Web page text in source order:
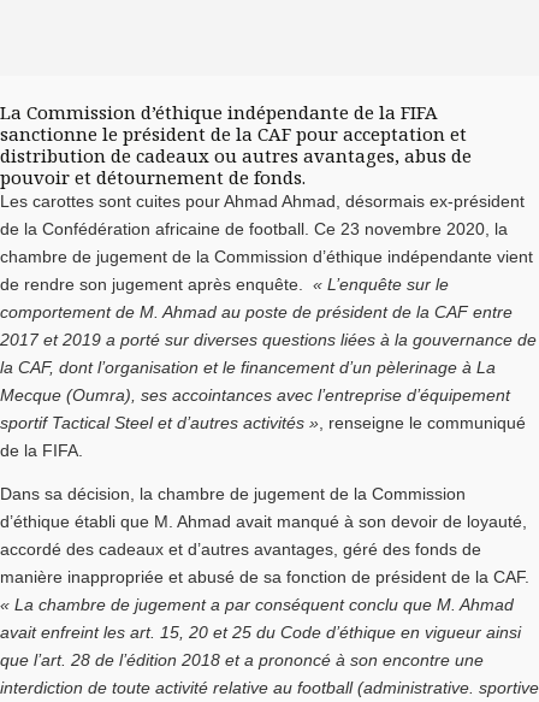
La Commission d’éthique indépendante de la FIFA
sanctionne le président de la CAF pour acceptation et
distribution de cadeaux ou autres avantages, abus de
pouvoir et détournement de fonds.
Les carottes sont cuites pour Ahmad Ahmad, désormais ex-président
de la Confédération africaine de football. Ce 23 novembre 2020, la
chambre de jugement de la Commission d’éthique indépendante vient
de rendre son jugement après enquête. « L’enquête sur le
comportement de M. Ahmad au poste de président de la CAF entre
2017 et 2019 a porté sur diverses questions liées à la gouvernance de
la CAF, dont l’organisation et le financement d’un pèlerinage à La
Mecque (Oumra), ses accointances avec l’entreprise d’équipement
sportif Tactical Steel et d’autres activités », renseigne le communiqué
de la FIFA.
Dans sa décision, la chambre de jugement de la Commission
d’éthique établi que M. Ahmad avait manqué à son devoir de loyauté,
accordé des cadeaux et d’autres avantages, géré des fonds de
manière inappropriée et abusé de sa fonction de président de la CAF.
« La chambre de jugement a par conséquent conclu que M. Ahmad
avait enfreint les art. 15, 20 et 25 du Code d’éthique en vigueur ainsi
que l’art. 28 de l’édition 2018 et a prononcé à son encontre une
interdiction de toute activité relative au football (administrative. sportive